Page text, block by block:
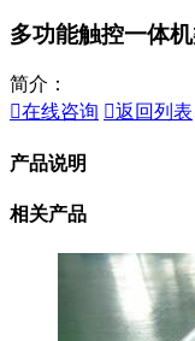
多功能触控一体机
简介：
在线咨询 返回列表
产品说明
相关产品